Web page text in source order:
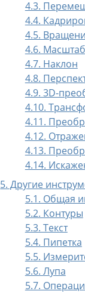
4.3.
4.4.
4.5.
4.6. Масштаб
4.7. Наклон
4.8.
4.9. 3D-
4.10.
4.11.
4.12.
4.13.
4.14.
5. Другие
5.1. Общая
5.2. Контуры
5.3. Текст
5.4. Пипетка
5.5.
5.6. Лупа
5.7.